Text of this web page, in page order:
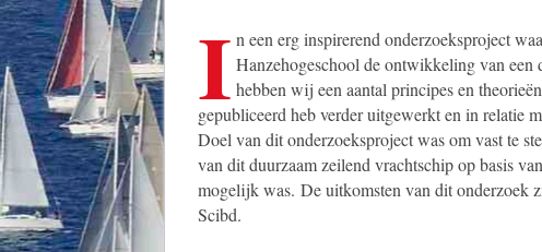
I n een erg inspirerend onderzoeksproject
Hanzehogeschool de ontwikkeling van een
hebben wij een aantal principes en
gepubliceerd heb verder uitgewerkt en in relatie
Doel van dit onderzoeksproject was om vast te
van dit duurzaam zeilend vrachtschip op basis
mogelijk was. De uitkomsten van dit onderzoek
Scibd.